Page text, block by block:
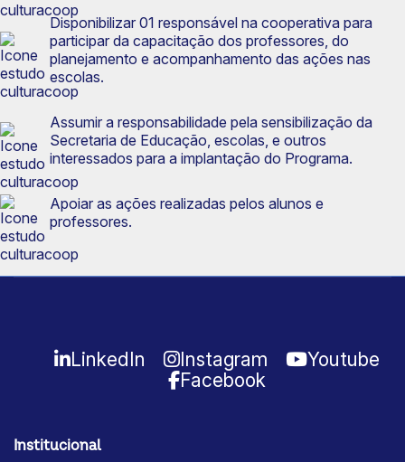
Disponibilizar 01 responsável na cooperativa para
participar da capacitação dos professores, do
planejamento e acompanhamento das ações nas
escolas.
Assumir a responsabilidade pela sensibilização da
Secretaria de Educação, escolas, e outros
interessados para a implantação do Programa​.
Apoiar as ações realizadas pelos alunos e
professores.
LinkedIn Instagram
Youtube
Facebook
Institucional